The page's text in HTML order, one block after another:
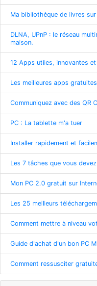
Ma bibliothèque de livres
DLNA, UPnP : le réseau
maison.
12 Apps utiles, innovantes
Les meilleures apps
Communiquez avec des QR
PC : La tablette m'a tuer
Installer rapidement et
Les 7 tâches que vous
Mon PC 2.0 gratuit sur
Les 25 meilleurs
Comment mettre à niveau
Guide d'achat d'un bon PC
Comment ressusciter